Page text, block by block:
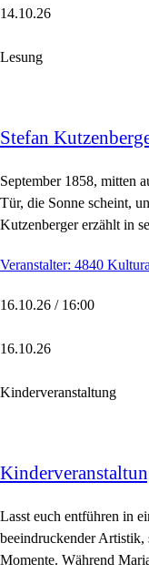
14.10.26
Lesung
Stefan
September 1858, mitten
Tür, die Sonne scheint,
Kutzenberger erzählt in
Veranstalter: 4840
16.10.26 / 16:00
16.10.26
Kinderveranstaltung
Lasst euch entführen in
beeindruckender Artistik,
Momente. Während